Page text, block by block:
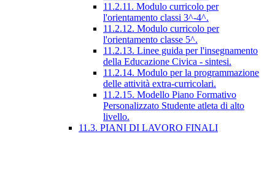
11.2.11. Modulo curricolo per
l'orientamento classi 3^-4^.
11.2.12. Modulo curricolo per
l'orientamento classe 5^.
11.2.13. Linee guida per l'insegnamento
della Educazione Civica - sintesi.
11.2.14. Modulo per la programmazione
delle attività extra-curricolari.
11.2.15. Modello Piano Formativo
Personalizzato Studente atleta di alto
livello.
11.3. PIANI DI LAVORO FINALI